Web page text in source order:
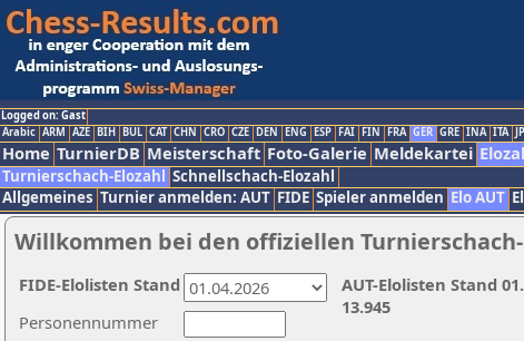
Logged on: Gast
Arabic ARM AZE BIH BUL CAT CHN CRO CZE DEN ENG ESP FAI FIN FRA GER GRE INA ITA
Home TurnierDB Meisterschaft Foto-Galerie Meldekartei
Turnierschach-Elozahl Schnellschach-Elozahl
Allgemeines Turnier anmelden: AUT FIDE Spieler anmelden Elo AUT
Willkommen bei den offiziellen Turnierschach-
Personennummer
AUT-Elolisten Stand
13.945
FIDE-Elolisten Stand